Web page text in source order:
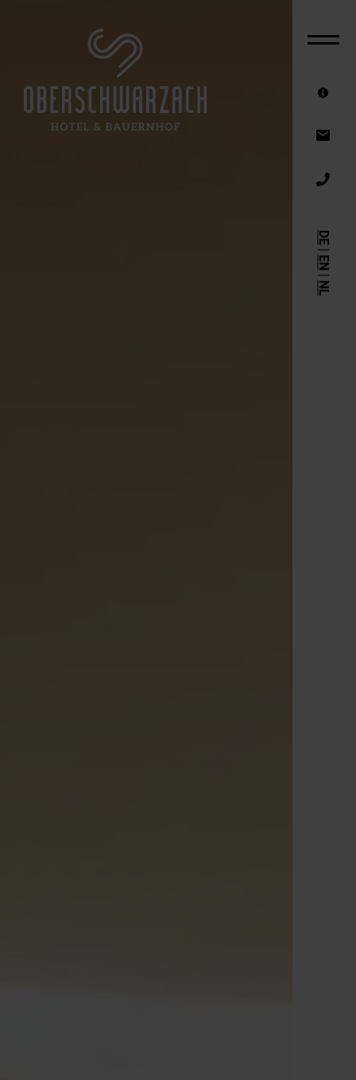
DE
|
EN
|
NL
THE HOTEL
ROOMS & OFFERS
FAMILY HOTEL